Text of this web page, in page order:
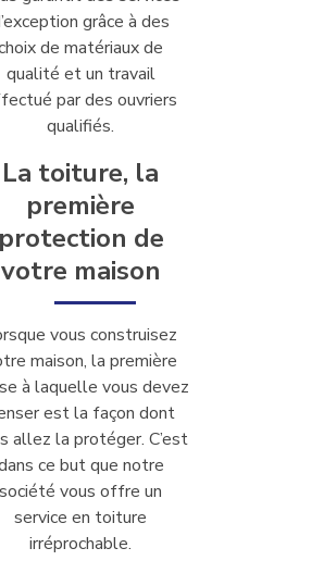
grâce à des
de matériaux de
qualité et un travail
par des ouvriers
qualifiés.
La toiture, la
première
protection de
votre maison
vous construisez
maison, la première
à laquelle vous devez
est la façon dont
allez la protéger. C’est
ce but que notre
société vous offre un
service en toiture
irréprochable.